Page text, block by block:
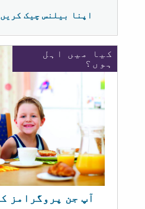
اپنا بیلنس چیک کریں
کیا میں اہل
ہوں؟
آپ جن پروگرامز